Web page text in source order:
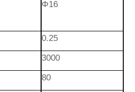
Φ16
0.25
3000
80